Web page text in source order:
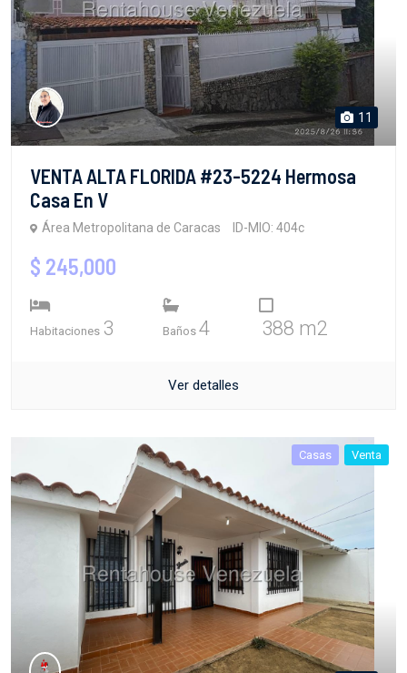
11
VENTA ALTA FLORIDA #23-5224 Hermosa
Casa En V
Área Metropolitana de Caracas ID-MIO: 404c
$ 245,000
Habitaciones 3 Baños 4 388 m2
Ver detalles
Casas Venta